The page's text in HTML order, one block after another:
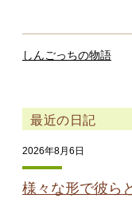
しんごっちの物語
最近の日記
2026年8月6日
様々な形で彼ら